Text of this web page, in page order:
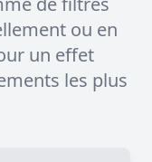
ou en
un effet
les plus